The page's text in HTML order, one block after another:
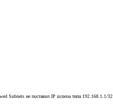
Subnets не поставил IP шлюза типа 192.168.1.1/32